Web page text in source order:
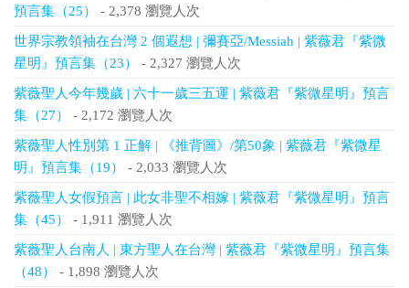
預言集（25）
- 2,378 瀏覽人次
世界宗教領袖在台灣 2 個遐想 | 彌賽亞/Messiah | 紫薇君『紫微
星明』預言集（23）
- 2,327 瀏覽人次
紫薇聖人今年幾歲 | 六十一歲三五運 | 紫薇君『紫微星明』預言
集（27）
- 2,172 瀏覽人次
紫薇聖人性別第 1 正解 | 《推背圖》/第50象 | 紫薇君『紫微星
明』預言集（19）
- 2,033 瀏覽人次
紫薇聖人女假預言 | 此女非聖不相嫁 | 紫薇君『紫微星明』預言
集（45）
- 1,911 瀏覽人次
紫薇聖人台南人 | 東方聖人在台灣 | 紫薇君『紫微星明』預言集
（48）
- 1,898 瀏覽人次